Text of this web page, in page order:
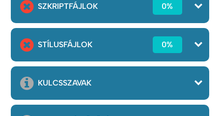
SZKRIPTFÁJLOK 0%
STÍLUSFÁJLOK 0%
KULCSSZAVAK